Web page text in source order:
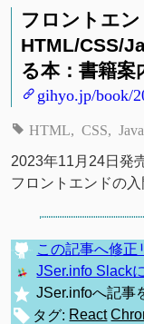
フロントエ
HTML/CSS/
る本：書籍案
gihyo.jp/book/
HTML CSS
2023年11月24日発
フロントエンドの
この記事へ修正
JSer.info Slack
JSer.infoへ記事
タグ: React